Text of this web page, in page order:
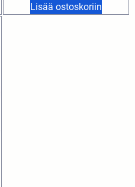
Lisää ostoskoriin